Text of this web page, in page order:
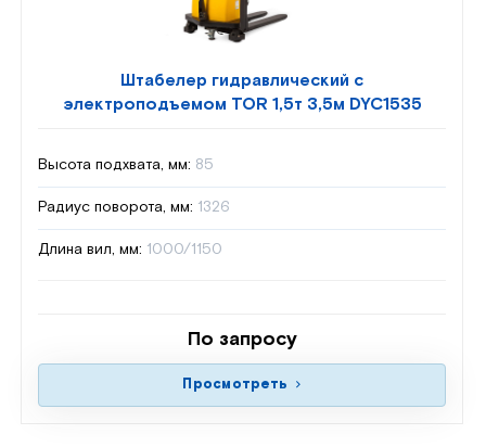
Штабелер гидравлический с
электроподъемом TOR 1,5т 3,5м DYC1535
Высота подхвата, мм: 85
Радиус поворота, мм: 1326
Длина вил, мм: 1000/1150
По запросу
Просмотреть